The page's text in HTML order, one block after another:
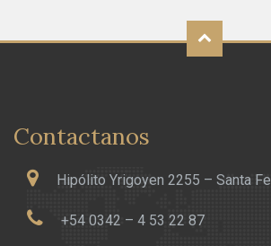
Contactanos
Hipólito Yrigoyen 2255 – Santa Fe
+54 0342 – 4 53 22 87